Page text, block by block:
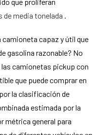
de media tonelada .
camioneta capaz y útil que
gasolina razonable? No
camionetas pickup con
que puede comprar en
la clasificación de
estimada por la
métrica general para